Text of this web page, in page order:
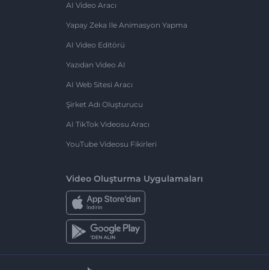
AI Video Aracı
Yapay Zeka Ile Animasyon Yapma
AI Video Editörü
Yazıdan Video AI
AI Web Sitesi Aracı
Şirket Adı Oluşturucu
AI TikTok Videosu Aracı
YouTube Videosu Fikirleri
Video Oluşturma Uygulamaları